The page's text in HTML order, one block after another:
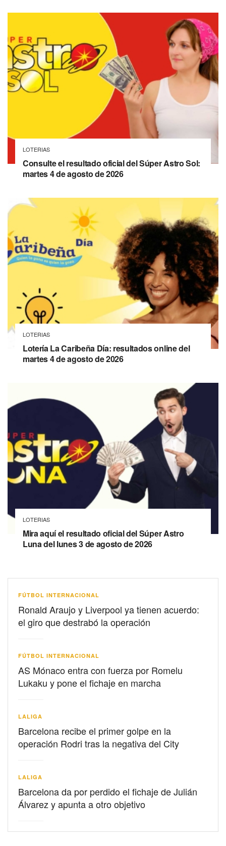
LOTERIAS
Consulte el resultado oficial del Súper Astro Sol:
martes 4 de agosto de 2026
LOTERIAS
Lotería La Caribeña Día: resultados online del
martes 4 de agosto de 2026
LOTERIAS
Mira aquí el resultado oficial del Súper Astro
Luna del lunes 3 de agosto de 2026
FÚTBOL INTERNACIONAL
Ronald Araujo y Liverpool ya tienen acuerdo:
el giro que destrabó la operación
FÚTBOL INTERNACIONAL
AS Mónaco entra con fuerza por Romelu
Lukaku y pone el fichaje en marcha
LALIGA
Barcelona recibe el primer golpe en la
operación Rodri tras la negativa del City
LALIGA
Barcelona da por perdido el fichaje de Julián
Álvarez y apunta a otro objetivo